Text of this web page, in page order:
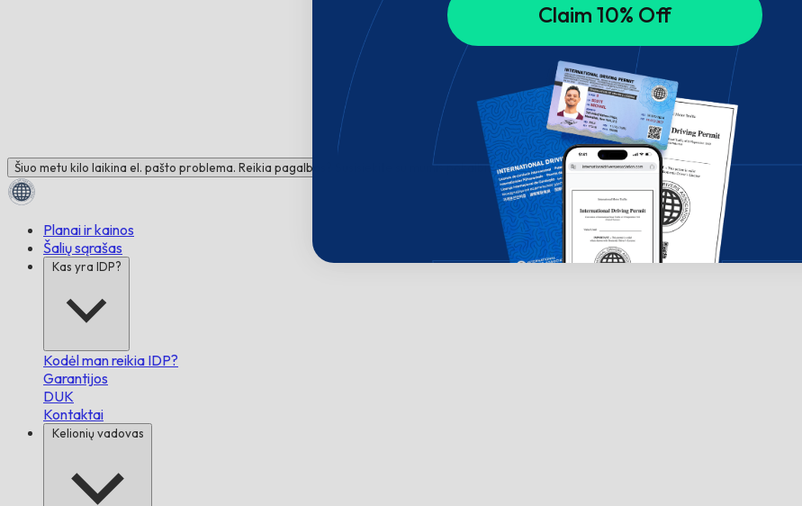
Šiuo metu kilo laikina el. pašto problema. Reikia pagalbos? Susisiekite su mumis pokalbių lange!
Planai ir kainos
Šalių sąrašas
Kas yra IDP?
Kodėl man reikia IDP?
Garantijos
DUK
Kontaktai
Kelionių vadovas
Claim 10% Off